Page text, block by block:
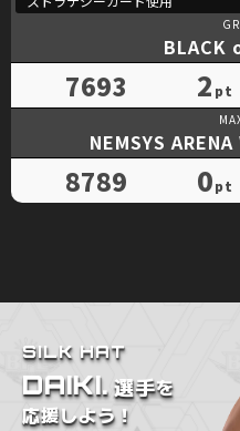
BLACK
7693 2
NEMSYS
8789 0
SILK HAT
DAIKI. 選手を
応援しよう！